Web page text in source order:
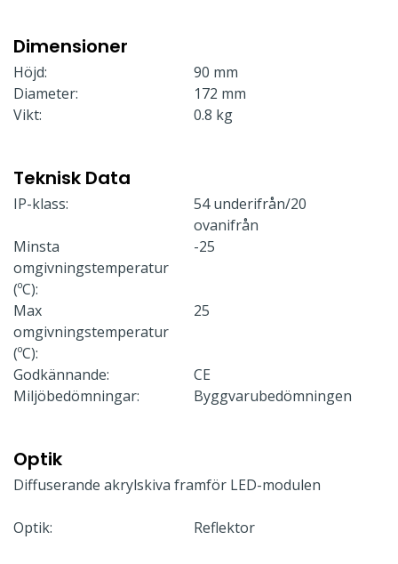
Dimensioner
Höjd:
90 mm
Diameter:
172 mm
Vikt:
0.8 kg
Teknisk Data
IP-klass:
54 underifrån/20
ovanifrån
Minsta
omgivningstemperatur
(ºC):
-25
Max
omgivningstemperatur
(ºC):
25
Godkännande:
CE
Miljöbedömningar:
Byggvarubedömningen
Optik
Diffuserande akrylskiva framför LED-modulen
Optik: Reflektor